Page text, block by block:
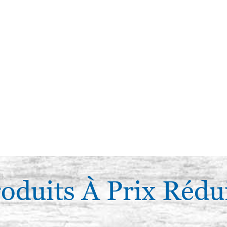
À Prix